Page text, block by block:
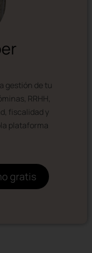
gestión de tu
RRHH,
fiscalidad y
plataforma
gratis